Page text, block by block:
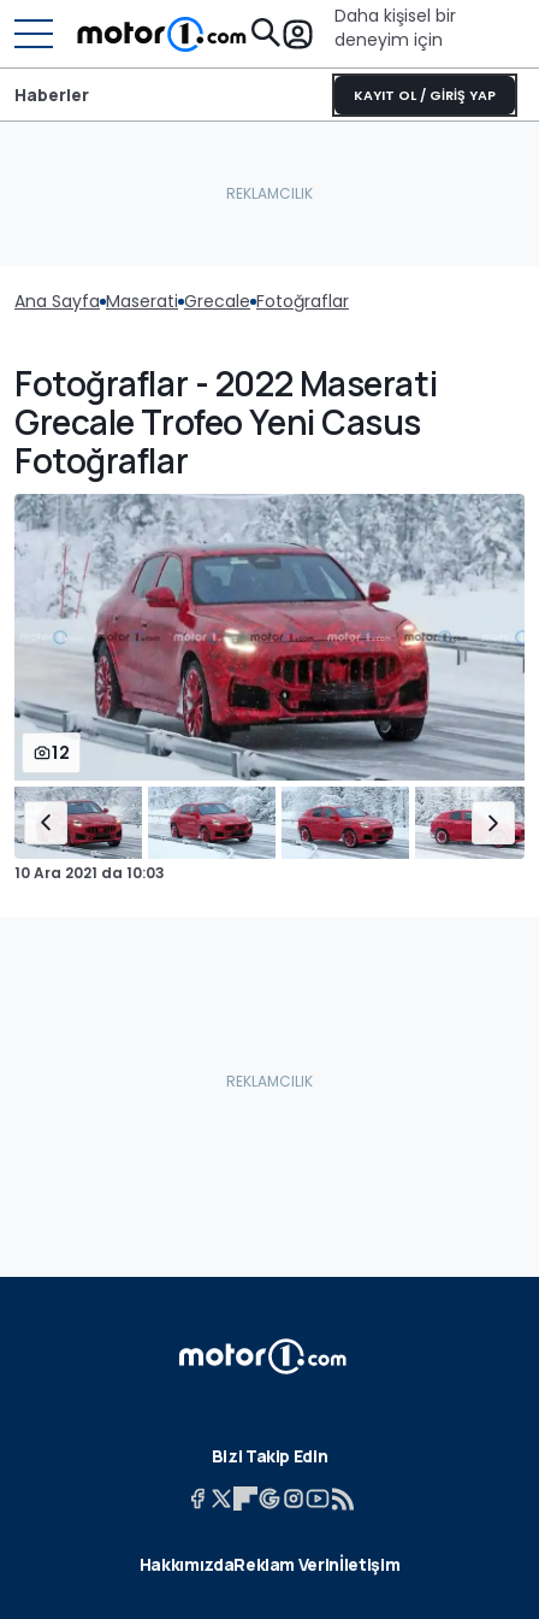
Daha kişisel bir
deneyim için
KAYIT OL / GİRİŞ YAP
Haberler
Ana Sayfa Maserati Grecale Fotoğraflar
Fotoğraflar - 2022 Maserati
Grecale Trofeo Yeni Casus
Fotoğraflar
12
10 Ara 2021 da 10:03
Bizi Takip Edin
HakkımızdaReklam Verinİletişim